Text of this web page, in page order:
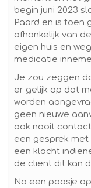
begin juni 2023
Paard en is toen
afhankelijk van
eigen huis en
medicatie
Je zou zeggen
er gelijk op dat
worden
geen nieuwe
ook nooit
een gesprek
een klacht
de client dit kan
Na een poosje